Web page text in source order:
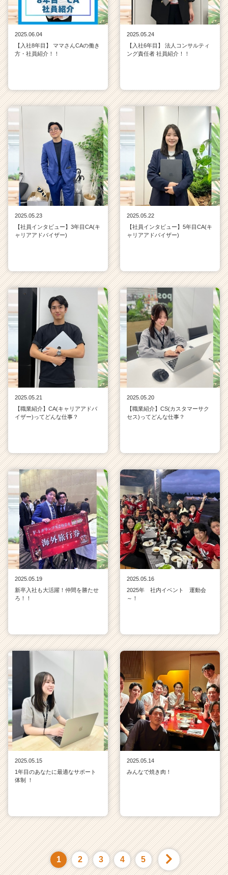
2025.06.04
【入社8年目】 ママさんCAの働き
方・社員紹介！！
2025.05.24
【入社6年目】 法人コンサルティ
ング責任者 社員紹介！！
2025.05.23
【社員インタビュー】3年目CA(キ
ャリアアドバイザー)
2025.05.22
【社員インタビュー】5年目CA(キ
ャリアアドバイザー)
2025.05.21
【職業紹介】CA(キャリアアドバ
イザー)ってどんな仕事？
2025.05.20
【職業紹介】CS(カスタマーサク
セス)ってどんな仕事？
2025.05.19
新卒入社も大活躍！仲間を勝たせ
ろ！！
2025.05.16
2025年 社内イベント 運動会
～！
2025.05.15
1年目のあなたに最適なサポート
体制 ！
2025.05.14
みんなで焼き肉！
1 2 3 4 5